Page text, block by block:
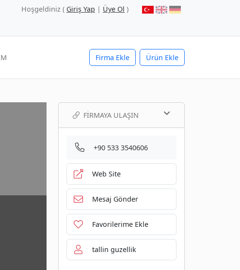
Hoşgeldiniz ( Giriş Yap | Üye Ol )
Firma Ekle Ürün Ekle
FIRMAYA ULAŞIN
+90 533 3540606
Web Site
Mesaj Gönder
Favorilerime Ekle
tallin guzellik